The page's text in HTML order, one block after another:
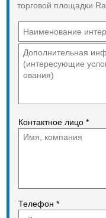
Тип
торговой площадки
Контактное лицо *
Телефон *